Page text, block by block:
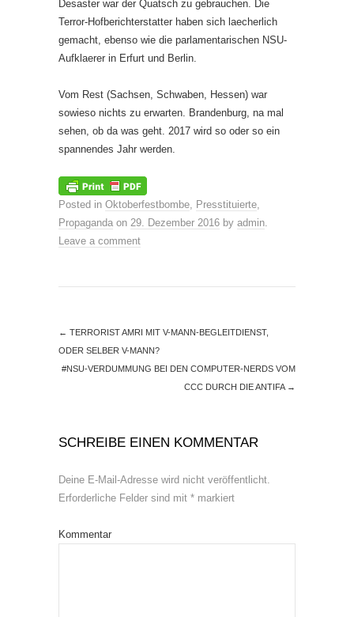
Desaster war der Quatsch zu gebrauchen. Die
Terror-Hofberichterstatter haben sich laecherlich
gemacht, ebenso wie die parlamentarischen NSU-
Aufklaerer in Erfurt und Berlin.
Vom Rest (Sachsen, Schwaben, Hessen) war
sowieso nichts zu erwarten. Brandenburg, na mal
sehen, ob da was geht. 2017 wird so oder so ein
spannendes Jahr werden.
Posted in Oktoberfestbombe Presstituierte
Propaganda on 29. Dezember 2016 by admin
Leave a comment
← TERRORIST AMRI MIT V-MANN-BEGLEITDIENST,
ODER SELBER V-MANN?
#NSU-VERDUMMUNG BEI DEN COMPUTER-NERDS VOM
CCC DURCH DIE ANTIFA →
SCHREIBE EINEN KOMMENTAR
Deine E-Mail-Adresse wird nicht veröffentlicht.
Erforderliche Felder sind mit * markiert
Kommentar